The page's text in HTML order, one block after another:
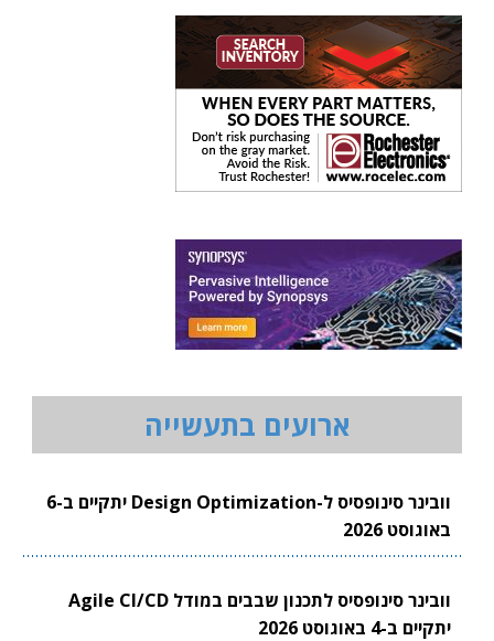
ארועים בתעשייה
וובינר סינופסיס ל-Design Optimization יתקיים ב-6
באוגוסט 2026
וובינר סינופסיס לתכנון שבבים במודל Agile CI/CD
יתקיים ב-4 באוגוסט 2026